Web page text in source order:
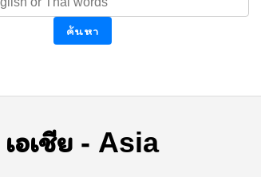
ค้นหา
เอเชีย - Asia